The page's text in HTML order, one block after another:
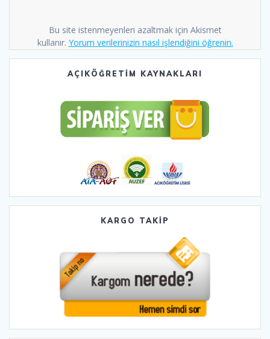
Bu site istenmeyenleri azaltmak için Akismet
kullanır. Yorum verilerinizin nasıl işlendiğini öğrenin.
AÇIKÖĞRETİM KAYNAKLARI
KARGO TAKİP